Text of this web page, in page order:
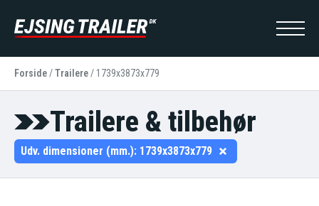
Forside/Trailere/ 1739x3873x779
Trailere & tilbehør
Udv. dimensioner (mm.): 1739x3873x779